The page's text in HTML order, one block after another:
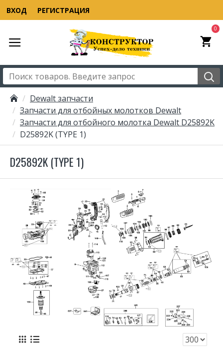
ВХОД РЕГИСТРАЦИЯ
0
Dewalt запчасти
Запчасти для отбойных молотков Dewalt
Запчасти для отбойного молотка Dewalt D25892K
D25892K (TYPE 1)
D25892K (TYPE 1)